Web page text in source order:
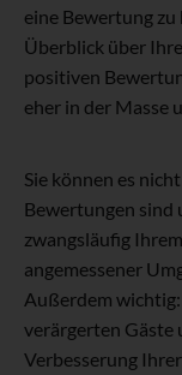
eine Bewertung
Überblick über
positiven
eher in der Masse
Sie können es
Bewertungen sind
zwangsläufig
angemessener
Außerdem
verärgerten Gäste
Verbesserung